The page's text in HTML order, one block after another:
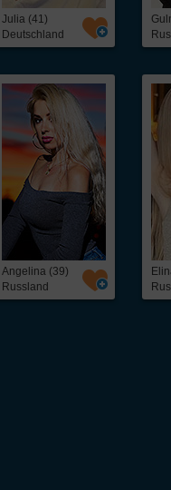
Julia (41)
Deutschland
Angelina (39)
Russland